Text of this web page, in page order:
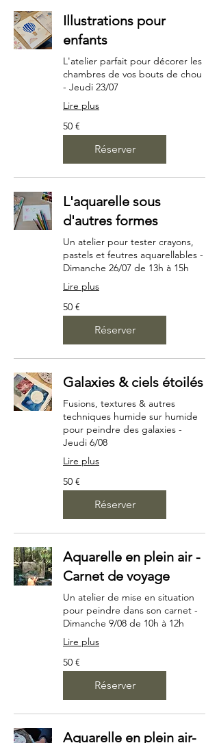
Illustrations pour
enfants
L'atelier parfait pour décorer les
chambres de vos bouts de chou
- Jeudi 23/07
Lire plus
50
euros
50 €
Réserver
L'aquarelle sous
d'autres formes
Un atelier pour tester crayons,
pastels et feutres aquarellables -
Dimanche 26/07 de 13h à 15h
Lire plus
50
euros
50 €
Réserver
Galaxies & ciels étoilés
Fusions, textures & autres
techniques humide sur humide
pour peindre des galaxies -
Jeudi 6/08
Lire plus
50
euros
50 €
Réserver
Aquarelle en plein air -
Carnet de voyage
Un atelier de mise en situation
pour peindre dans son carnet -
Dimanche 9/08 de 10h à 12h
Lire plus
50
euros
50 €
Réserver
Aquarelle en plein air-